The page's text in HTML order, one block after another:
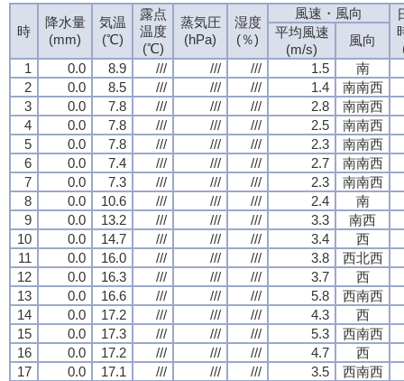
時
降水量
(mm)
気温
(℃)
露点
温度
(℃)
蒸気圧
(hPa)
湿度
(％)
風速・風向
平均風速
(m/s)
風向
1
0.0 8.9 /// /// /// 1.5
南
2
0.0 8.5 /// /// /// 1.4
南南西
3
0.0 7.8 /// /// /// 2.8
南南西
4
0.0 7.8 /// /// /// 2.5
南南西
5
0.0 7.8 /// /// /// 2.3
南南西
6
0.0 7.4 /// /// /// 2.7
南南西
7
0.0 7.3 /// /// /// 2.3
南南西
8
0.0 10.6 /// /// /// 2.4
南
9
0.0 13.2 /// /// /// 3.3
南西
10
0.0 14.7 /// /// /// 3.4
西
11
0.0 16.0 /// /// /// 3.8
西北西
12
0.0 16.3 /// /// /// 3.7
西
13
0.0 16.6 /// /// /// 5.8
西南西
14
0.0 17.2 /// /// /// 4.3
西
15
0.0 17.3 /// /// /// 5.3
西南西
16
0.0 17.2 /// /// /// 4.7
西
17
0.0 17.1 /// /// /// 3.5
西南西
時
降水量
(mm)
気温
(℃)
露点
温度
(℃)
蒸気圧
(hPa)
湿度
(％)
風速・風向
平均風速
(m/s)
風向
1
0.0 8.9 /// /// /// 1.5
南
2
0.0 8.5 /// /// /// 1.4
南南西
3
0.0 7.8 /// /// /// 2.8
南南西
4
0.0 7.8 /// /// /// 2.5
南南西
5
0.0 7.8 /// /// /// 2.3
南南西
6
0.0 7.4 /// /// /// 2.7
南南西
7
0.0 7.3 /// /// /// 2.3
南南西
8
0.0 10.6 /// /// /// 2.4
南
9
0.0 13.2 /// /// /// 3.3
南西
10
0.0 14.7 /// /// /// 3.4
西
11
0.0 16.0 /// /// /// 3.8
西北西
12
0.0 16.3 /// /// /// 3.7
西
13
0.0 16.6 /// /// /// 5.8
西南西
14
0.0 17.2 /// /// /// 4.3
西
15
0.0 17.3 /// /// /// 5.3
西南西
16
0.0 17.2 /// /// /// 4.7
西
17
0.0 17.1 /// /// /// 3.5
西南西
時
降水量
(mm)
気温
(℃)
露点
温度
(℃)
蒸気圧
(hPa)
湿度
(％)
風速・風向
平均風速
(m/s)
風向
1
0.0 8.9 /// /// /// 1.5
南
2
0.0 8.5 /// /// /// 1.4
南南西
3
0.0 7.8 /// /// /// 2.8
南南西
4
0.0 7.8 /// /// /// 2.5
南南西
5
0.0 7.8 /// /// /// 2.3
南南西
6
0.0 7.4 /// /// /// 2.7
南南西
7
0.0 7.3 /// /// /// 2.3
南南西
8
0.0 10.6 /// /// /// 2.4
南
9
0.0 13.2 /// /// /// 3.3
南西
10
0.0 14.7 /// /// /// 3.4
西
11
0.0 16.0 /// /// /// 3.8
西北西
12
0.0 16.3 /// /// /// 3.7
西
13
0.0 16.6 /// /// /// 5.8
西南西
14
0.0 17.2 /// /// /// 4.3
西
15
0.0 17.3 /// /// /// 5.3
西南西
16
0.0 17.2 /// /// /// 4.7
西
17
0.0 17.1 /// /// /// 3.5
西南西
時
降水量
(mm)
気温
(℃)
露点
温度
(℃)
蒸気圧
(hPa)
湿度
(％)
風速・風向
平均風速
(m/s)
風向
1
0.0 8.9 /// /// /// 1.5
南
2
0.0 8.5 /// /// /// 1.4
南南西
3
0.0 7.8 /// /// /// 2.8
南南西
4
0.0 7.8 /// /// /// 2.5
南南西
5
0.0 7.8 /// /// /// 2.3
南南西
6
0.0 7.4 /// /// /// 2.7
南南西
7
0.0 7.3 /// /// /// 2.3
南南西
8
0.0 10.6 /// /// /// 2.4
南
9
0.0 13.2 /// /// /// 3.3
南西
10
0.0 14.7 /// /// /// 3.4
西
11
0.0 16.0 /// /// /// 3.8
西北西
12
0.0 16.3 /// /// /// 3.7
西
13
0.0 16.6 /// /// /// 5.8
西南西
14
0.0 17.2 /// /// /// 4.3
西
15
0.0 17.3 /// /// /// 5.3
西南西
16
0.0 17.2 /// /// /// 4.7
西
17
0.0 17.1 /// /// /// 3.5
西南西